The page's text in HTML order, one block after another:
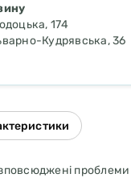
174
Кудрявська, 36